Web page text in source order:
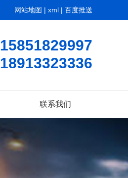
网站地图 | xml | 百度推送
15851829997
18913323336
联系我们